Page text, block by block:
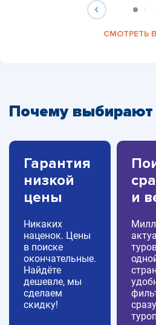
СМОТРЕТЬ
Почему выбирают
Гарантия
низкой
цены
Никаких
наценок. Цены
в поиске
окончательные.
Найдёте
дешевле, мы
сделаем
скидку!
и